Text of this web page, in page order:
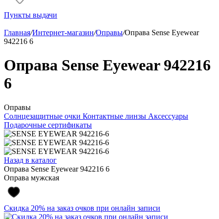
Пункты выдачи
Главная/Интернет-магазин/Оправы/Оправа Sense Eyewear
942216 6
Оправа Sense Eyewear 942216
6
Оправы
Солнцезащитные очки Контактные линзы Аксессуары
Подарочные сертификаты
Назад в каталог
Оправа Sense Eyewear 942216 6
Оправа мужская
Скидка 20% на заказ очков при онлайн записи